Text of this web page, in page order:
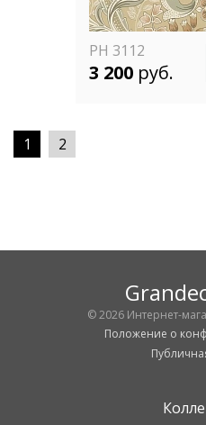
PH 3112
3 200 руб.
1 2
© 2026 Интернет-
Положение о